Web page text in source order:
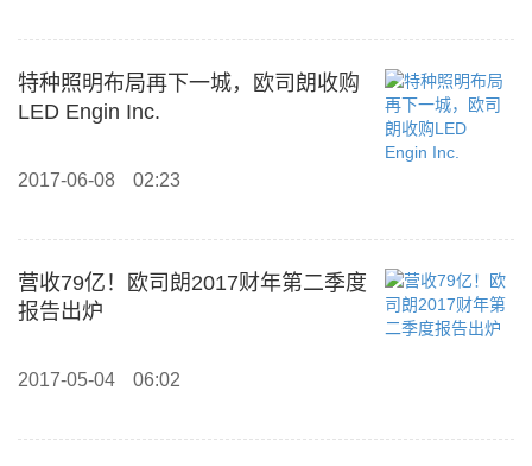
特种照明布局再下一城，欧司朗收购
LED Engin Inc.
2017-06-08 02:23
营收79亿！欧司朗2017财年第二季度
报告出炉
2017-05-04 06:02